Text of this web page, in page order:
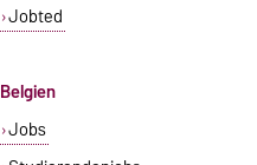
Jobted
Belgien
Jobs